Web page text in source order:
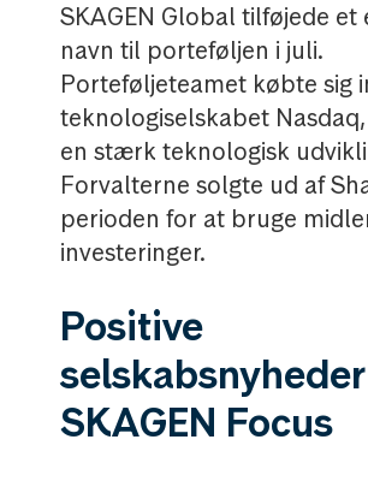
SKAGEN Global tilføjede
navn til porteføljen i juli.
Porteføljeteamet købte sig
teknologiselskabet
en stærk teknologisk
Forvalterne solgte ud af
perioden for at bruge
investeringer.
Positive
SKAGEN Focus